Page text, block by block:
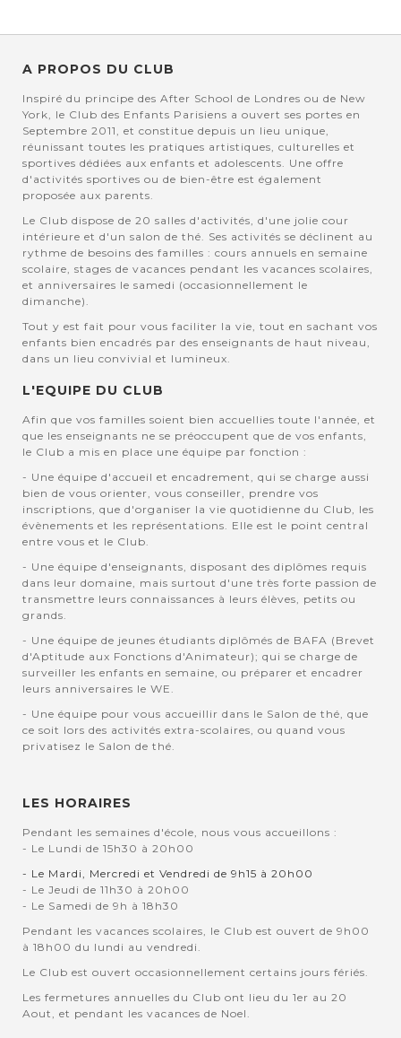
A PROPOS DU CLUB
Inspiré du principe des After School de Londres ou de New
York, le Club des Enfants Parisiens a ouvert ses portes en
Septembre 2011, et constitue depuis un lieu unique,
réunissant toutes les pratiques artistiques, culturelles et
sportives dédiées aux enfants et adolescents. Une offre
d'activités sportives ou de bien-être est également
proposée aux parents.
Le Club dispose de 20 salles d'activités, d'une jolie cour
intérieure et d'un salon de thé. Ses activités se déclinent au
rythme de besoins des familles : cours annuels en semaine
scolaire, stages de vacances pendant les vacances scolaires,
et anniversaires le samedi (occasionnellement le
dimanche).
Tout y est fait pour vous faciliter la vie, tout en sachant vos
enfants bien encadrés par des enseignants de haut niveau,
dans un lieu convivial et lumineux.
L'EQUIPE DU CLUB
Afin que vos familles soient bien accuellies toute l'année, et
que les enseignants ne se préoccupent que de vos enfants,
le Club a mis en place une équipe par fonction :
- Une équipe d'accueil et encadrement, qui se charge aussi
bien de vous orienter, vous conseiller, prendre vos
inscriptions, que d'organiser la vie quotidienne du Club, les
évènements et les représentations. Elle est le point central
entre vous et le Club.
- Une équipe d'enseignants, disposant des diplômes requis
dans leur domaine, mais surtout d'une très forte passion de
transmettre leurs connaissances à leurs élèves, petits ou
grands.
- Une équipe de jeunes étudiants diplômés de BAFA (Brevet
d'Aptitude aux Fonctions d'Animateur); qui se charge de
surveiller les enfants en semaine, ou préparer et encadrer
leurs anniversaires le WE.
- Une équipe pour vous accueillir dans le Salon de thé, que
ce soit lors des activités extra-scolaires, ou quand vous
privatisez le Salon de thé.
LES HORAIRES
Pendant les semaines d'école, nous vous accueillons :
- Le Lundi de 15h30 à 20h00
- Le Mardi, Mercredi et Vendredi de 9h15 à 20h00
- Le Jeudi de 11h30 à 20h00
- Le Samedi de 9h à 18h30
Pendant les vacances scolaires, le Club est ouvert de 9h00
à 18h00 du lundi au vendredi.
Le Club est ouvert occasionnellement certains jours fériés.
Les fermetures annuelles du Club ont lieu du 1er au 20
Aout, et pendant les vacances de Noel.